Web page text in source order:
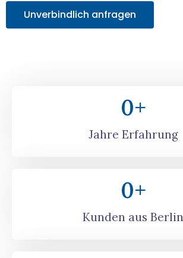
Unverbindlich anfragen
Jahre Erfahrung
0+
Kunden aus Berlin
0+